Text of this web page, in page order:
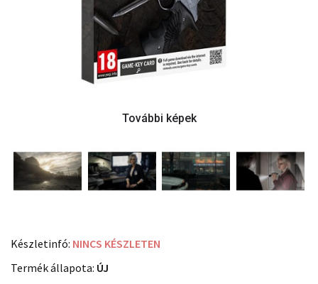
Készletinfó: NINCS KÉSZLETEN
Termék állapota: ÚJ